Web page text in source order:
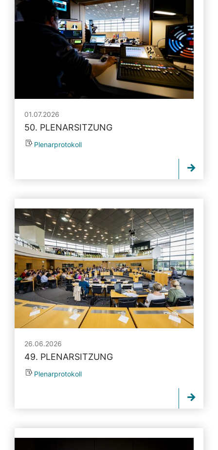
01.07.2026
50. PLENARSITZUNG
Plenarprotokoll
26.06.2026
49. PLENARSITZUNG
Plenarprotokoll